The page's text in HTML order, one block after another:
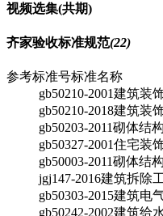
视频选集(共期)
齐家验收标准规范(22)
参考标准号标准名称
gb50210-2001建筑装
gb50210-2018建筑装
gb50203-2011砌体结
gb50327-2001住宅装
gb50003-2011砌体结
jgj147-2016建筑拆除
gb50303-2015建筑电
gb50242-2002建筑给